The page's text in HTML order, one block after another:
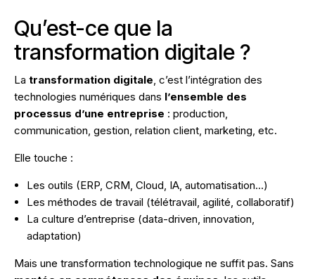
Qu’est-ce que la
transformation digitale ?
La transformation digitale, c’est l’intégration des
technologies numériques dans l’ensemble des
processus d’une entreprise : production,
communication, gestion, relation client, marketing, etc.
Elle touche :
Les outils (ERP, CRM, Cloud, IA, automatisation…)
Les méthodes de travail (télétravail, agilité, collaboratif)
La culture d’entreprise (data-driven, innovation,
adaptation)
Mais une transformation technologique ne suffit pas. Sans